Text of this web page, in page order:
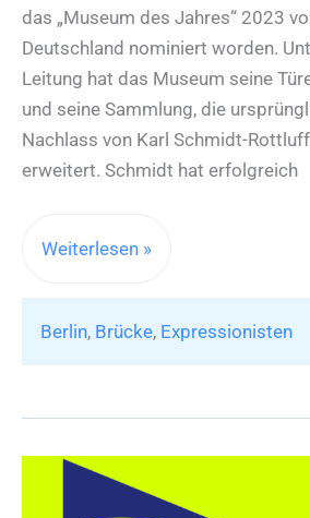
das „Museum des Jahres“ 2023
Deutschland nominiert worden.
Leitung hat das Museum seine
und seine Sammlung, die
Nachlass von Karl Schmidt-
erweitert. Schmidt hat erfolgreich
„Museum
2023“
ist
Brücke-
Weiterlesen »
Berlin, Brücke, Expressionisten